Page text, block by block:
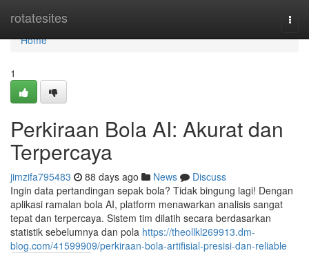
rotatesites
Home
Home
1
Perkiraan Bola AI: Akurat dan
Terpercaya
jimzifa795483 88 days ago News
Discuss
Ingin data pertandingan sepak bola? Tidak bingung lagi! Dengan
aplikasi ramalan bola AI, platform menawarkan analisis sangat
tepat dan terpercaya. Sistem tim dilatih secara berdasarkan
statistik sebelumnya dan pola https://theollkl269913.dm-
blog.com/41599909/perkiraan-bola-artifisial-presisi-dan-reliable